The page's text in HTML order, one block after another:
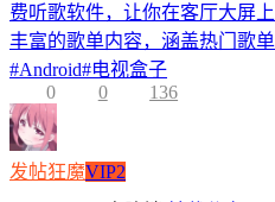
费听歌软件，让你在客厅大屏
丰富的歌单内容，涵盖热门歌
#Android#电视盒子
0
0 136
发帖狂魔VIP2